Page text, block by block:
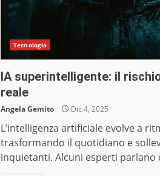
Tecnologia
IA superintelligente: il
reale
Angela Gemito Dic 4, 2025
L’intelligenza artificiale evolve a
trasformando il quotidiano e
inquietanti. Alcuni esperti parlano